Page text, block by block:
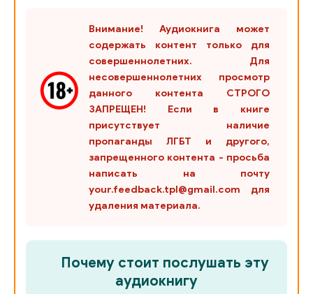
Внимание! Аудиокнига может
содержать контент только для
совершеннолетних. Для
несовершеннолетних просмотр
данного контента СТРОГО
ЗАПРЕЩЕН! Если в книге
присутствует наличие
пропаганды ЛГБТ и другого,
запрещенного контента - просьба
написать на почту
your.feedback.tpl@gmail.com для
удаления материала.
Почему стоит послушать эту
аудиокнигу